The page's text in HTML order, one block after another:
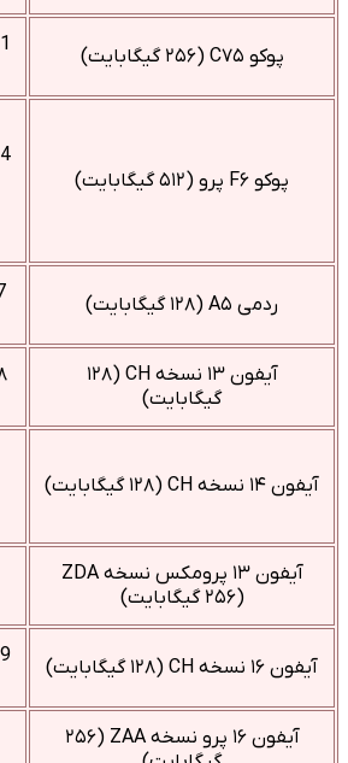
پوکو C۷۵ (۲۵۶ گیگابایت)
پوکو F۶ پرو (۵۱۲ گیگابایت)
ردمی A۵ (۱۲۸ گیگابایت)
آیفون ۱۳ نسخه CH (۱۲۸
گیگابایت)
آیفون ۱۴ نسخه CH (۱۲۸ گیگابایت)
آیفون ۱۳ پرومکس نسخه ZDA
(۲۵۶ گیگابایت)
آیفون ۱۶ نسخه CH (۱۲۸ گیگابایت)
آیفون ۱۶ پرو نسخه ZAA (۲۵۶